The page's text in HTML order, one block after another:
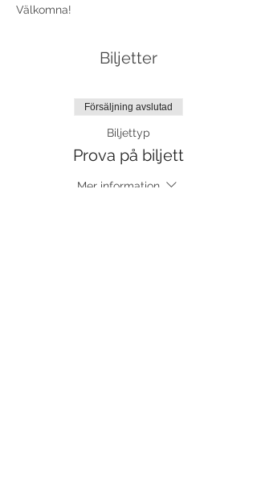
Välkomna!
Biljetter
Försäljning avslutad
Biljettyp
Prova på biljett
Mer information